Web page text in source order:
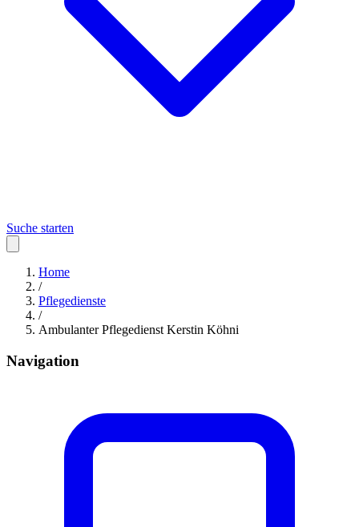
Suche starten
Home
/
Pflegedienste
/
Ambulanter Pflegedienst Kerstin Köhni
Navigation